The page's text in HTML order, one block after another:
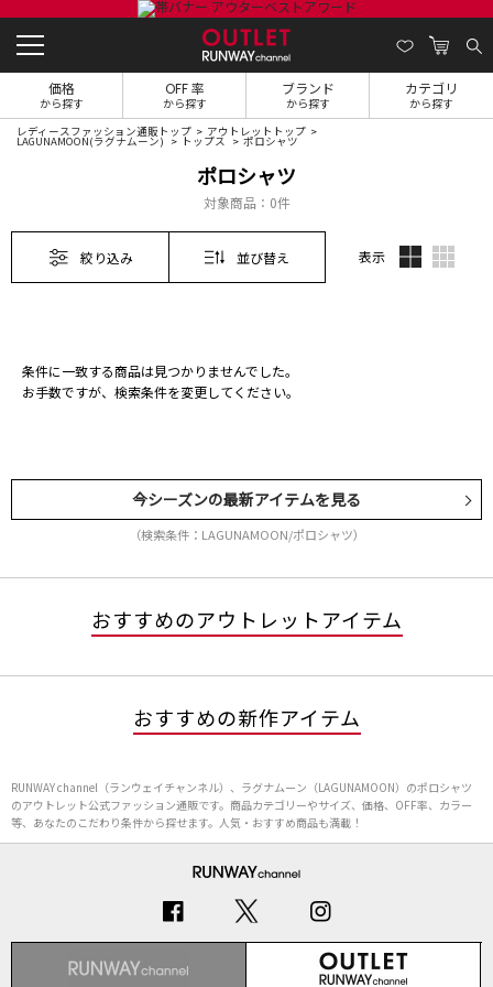
価格
から探す
OFF 率
から探す
ブランド
から探す
カテゴリ
から探す
レディースファッション通販トップ アウトレットトップ
LAGUNAMOON(ラグナムーン) トップス ポロシャツ
ポロシャツ
対象商品： 0件
絞り込み 並び替え 表示
条件に一致する商品は見つかりませんでした。
お手数ですが、検索条件を変更してください。
今シーズンの最新アイテムを見る
（検索条件：LAGUNAMOON/ポロシャツ）
おすすめのアウトレットアイテム
おすすめの新作アイテム
RUNWAY channel（ランウェイチャンネル）、ラグナムーン（LAGUNAMOON）のポロシャツ
のアウトレット公式ファッション通販です。商品カテゴリーやサイズ、価格、OFF率、カラー
等、あなたのこだわり条件から探せます。人気・おすすめ商品も満載！